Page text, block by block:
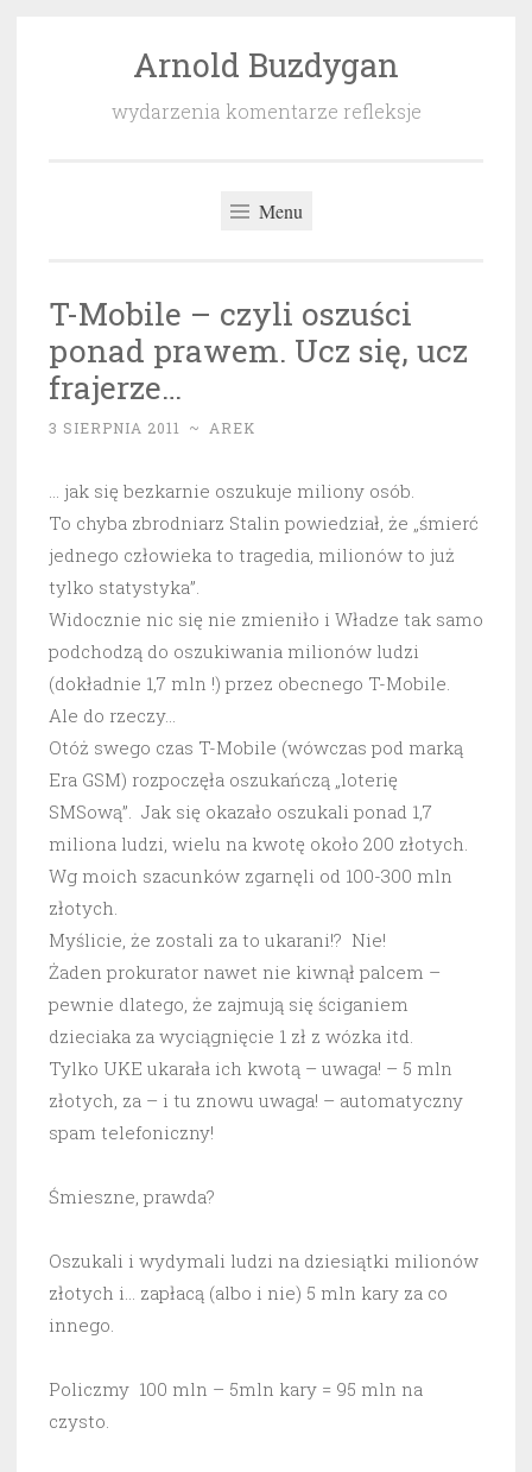
Arnold Buzdygan
wydarzenia komentarze refleksje
Menu
T-Mobile – czyli oszuści
ponad prawem. Ucz się, ucz
frajerze…
3 SIERPNIA 2011 ~ AREK
… jak się bezkarnie oszukuje miliony osób.
To chyba zbrodniarz Stalin powiedział, że „śmierć
jednego człowieka to tragedia, milionów to już
tylko statystyka”.
Widocznie nic się nie zmieniło i Władze tak samo
podchodzą do oszukiwania milionów ludzi
(dokładnie 1,7 mln !) przez obecnego T-Mobile.
Ale do rzeczy…
Otóż swego czas T-Mobile (wówczas pod marką
Era GSM) rozpoczęła oszukańczą „loterię
SMSową”. Jak się okazało oszukali ponad 1,7
miliona ludzi, wielu na kwotę około 200 złotych.
Wg moich szacunków zgarnęli od 100-300 mln
złotych.
Myślicie, że zostali za to ukarani!? Nie!
Żaden prokurator nawet nie kiwnął palcem –
pewnie dlatego, że zajmują się ściganiem
dzieciaka za wyciągnięcie 1 zł z wózka itd.
Tylko UKE ukarała ich kwotą – uwaga! – 5 mln
złotych, za – i tu znowu uwaga! – automatyczny
spam telefoniczny!
Śmieszne, prawda?
Oszukali i wydymali ludzi na dziesiątki milionów
złotych i… zapłacą (albo i nie) 5 mln kary za co
innego.
Policzmy 100 mln – 5mln kary = 95 mln na
czysto.